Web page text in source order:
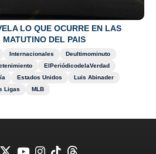
LO QUE OCURRE EN LAS
DEL PAIS
Internacionales
Deultimominuto
ElPeriódicodelaVerdad
Estados Unidos
Luis Abinader
Ligas MLB